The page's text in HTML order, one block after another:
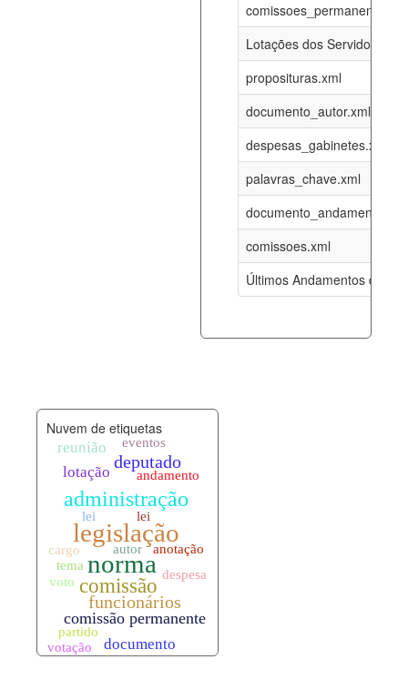
Lotações dos Servidores
proposituras.xml
documento_autor.xml
despesas_gabinetes.xml
palavras_chave.xml
documento_andamento.xml
comissoes.xml
Últimos Andamentos de
07-08-
funcionarios_lotacoes.xml
funcionarios_cargos.xml 12-05-
07-08-
documento_andamento.xml 07-08-
palavras_chave.xml 07-08-
legislacao_norma_anotacoes.xml
Nuvem de etiquetas